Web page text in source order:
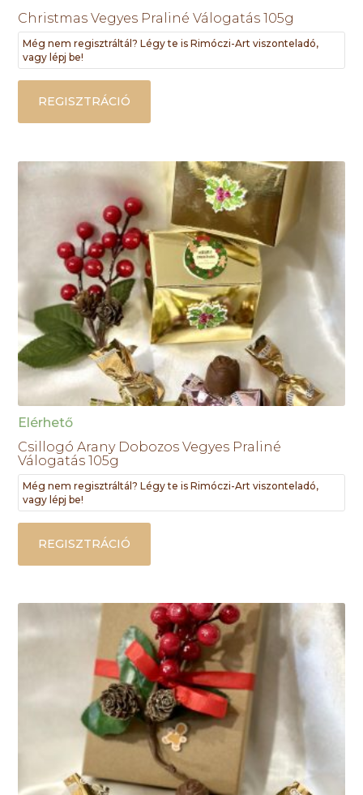
Christmas Vegyes Praliné Válogatás 105g
Még nem regisztráltál? Légy te is Rimóczi-Art viszonteladó,
vagy lépj be!
REGISZTRÁCIÓ
Elérhető
Csillogó Arany Dobozos Vegyes Praliné
Válogatás 105g
Még nem regisztráltál? Légy te is Rimóczi-Art viszonteladó,
vagy lépj be!
REGISZTRÁCIÓ